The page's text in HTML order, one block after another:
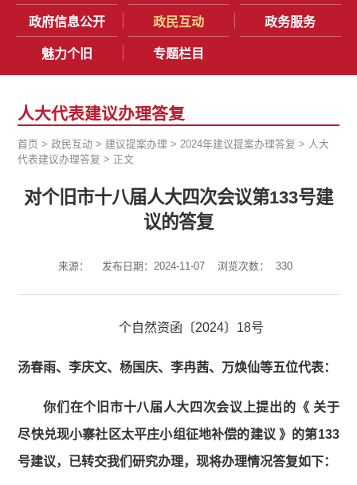
政府信息公开 政民互动 政务服务
魅力个旧 专题栏目
人大代表建议办理答复
首页 >政民互动 > 建议提案办理 >2024年建议提案办理答复 > 人大
代表建议办理答复 > 正文
对个旧市十八届人大四次会议第133号建
议的答复
来源： 发布日期：2024-11-07 浏览次数： 330
个自然资函〔2024〕18号
汤春雨、李庆文、杨国庆、李冉茜、万焕仙等五位代表：
你们在个旧市十八届人大四次会议上提出的《 关于
尽快兑现小寨社区太平庄小组征地补偿的建议 》的第133
号建议，已转交我们研究办理，现将办理情况答复如下：